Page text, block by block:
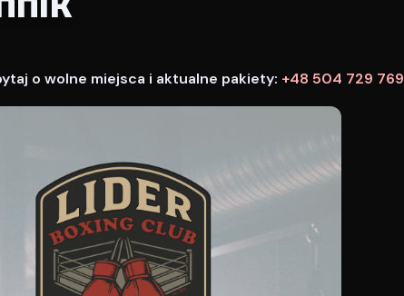
o wolne miejsca i aktualne pakiety: +48 504 729 769